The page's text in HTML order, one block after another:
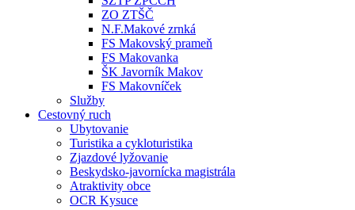
ZO ZTŠČ
N.F.Makové zrnká
FS Makovský prameň
FS Makovanka
ŠK Javorník Makov
FS Makovníček
Služby
Cestovný ruch
Ubytovanie
Turistika a cykloturistika
Zjazdové lyžovanie
Beskydsko-javornícka magistrála
Atraktivity obce
OCR Kysuce